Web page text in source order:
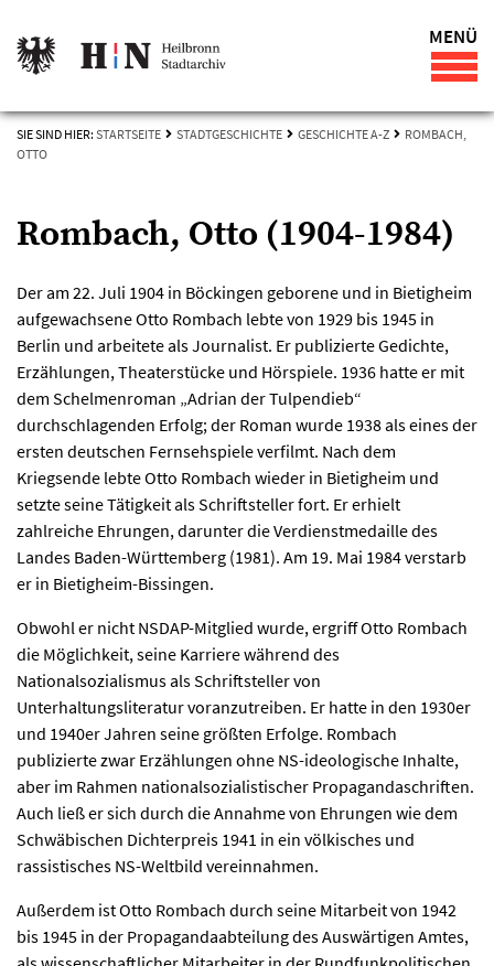
MENÜ
SIE SIND HIER: STARTSEITE STADTGESCHICHTE GESCHICHTE A-Z
ROMBACH,
OTTO
Rombach, Otto (1904-1984)
Der am 22. Juli 1904 in Böckingen geborene und in Bietigheim
aufgewachsene Otto Rombach lebte von 1929 bis 1945 in
Berlin und arbeitete als Journalist. Er publizierte Gedichte,
Erzählungen, Theaterstücke und Hörspiele. 1936 hatte er mit
dem Schelmenroman „Adrian der Tulpendieb“
durchschlagenden Erfolg; der Roman wurde 1938 als eines der
ersten deutschen Fernsehspiele verfilmt. Nach dem
Kriegsende lebte Otto Rombach wieder in Bietigheim und
setzte seine Tätigkeit als Schriftsteller fort. Er erhielt
zahlreiche Ehrungen, darunter die Verdienstmedaille des
Landes Baden-Württemberg (1981). Am 19. Mai 1984 verstarb
er in Bietigheim-Bissingen.
Obwohl er nicht NSDAP-Mitglied wurde, ergriff Otto Rombach
die Möglichkeit, seine Karriere während des
Nationalsozialismus als Schriftsteller von
Unterhaltungsliteratur voranzutreiben. Er hatte in den 1930er
und 1940er Jahren seine größten Erfolge. Rombach
publizierte zwar Erzählungen ohne NS-ideologische Inhalte,
aber im Rahmen nationalsozialistischer Propagandaschriften.
Auch ließ er sich durch die Annahme von Ehrungen wie dem
Schwäbischen Dichterpreis 1941 in ein völkisches und
rassistisches NS-Weltbild vereinnahmen.
Außerdem ist Otto Rombach durch seine Mitarbeit von 1942
bis 1945 in der Propagandaabteilung des Auswärtigen Amtes,